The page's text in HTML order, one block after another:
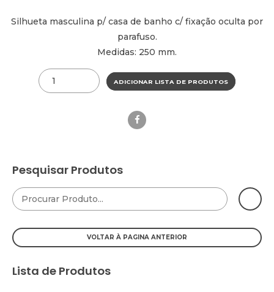
Silhueta masculina p/ casa de banho c/ fixação oculta por
parafuso.
Medidas: 250 mm.
Quantity
ADICIONAR LISTA DE PRODUTOS
Pesquisar Produtos
Lista de Produtos